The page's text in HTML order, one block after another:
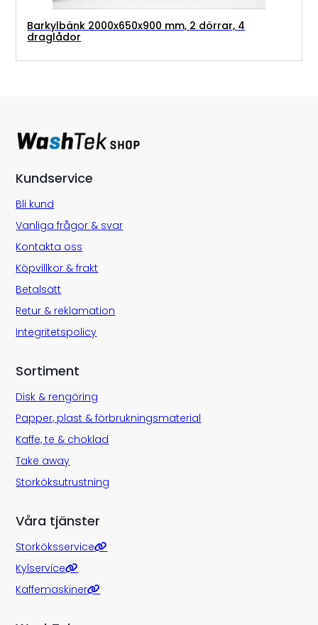
Barkylbänk 2000x650x900 mm, 2 dörrar, 4
draglådor
Kundservice
Bli kund
Vanliga frågor & svar
Kontakta oss
Köpvillkor & frakt
Betalsätt
Retur & reklamation
Integritetspolicy
Sortiment
Disk & rengöring
Papper, plast & förbrukningsmaterial
Kaffe, te & choklad
Take away
Storköksutrustning
Våra tjänster
Storköksservice
Kylservice
Kaffemaskiner